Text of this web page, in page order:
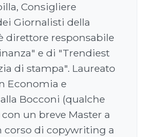
Consigliere
Giornalisti della
direttore responsabile
e di "Trendiest
di stampa". Laureato
Economia e
Bocconi (qualche
un breve Master a
corso di copywriting a